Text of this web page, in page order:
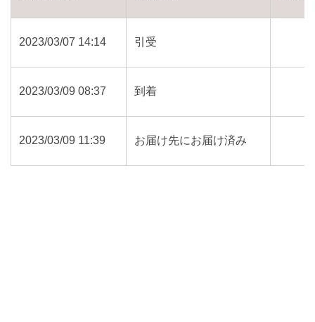
2023/03/07 14:14 引受
2023/03/09 08:37 到着
2023/03/09 11:39 お届け先にお届け済み